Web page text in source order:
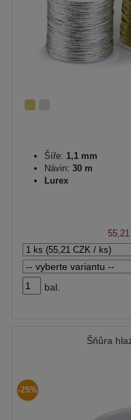
Šíře: 1,1 mm
Návin: 30 m
Lurex
bal.
Šňůra
-25%